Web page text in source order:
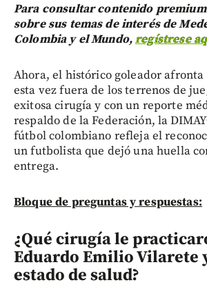
Para consultar contenido
sobre sus temas de interés de
Colombia y el Mundo,regístrese
Ahora, el histórico goleador
esta vez fuera de los terrenos de
exitosa cirugía y con un reporte
respaldo de la Federación, la
fútbol colombiano refleja el
un futbolista que dejó una huella
entrega.
Bloque de preguntas y respuestas:
¿Qué cirugía le
Eduardo Emilio Vilarete
estado de salud?